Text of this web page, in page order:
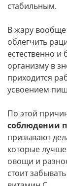
стабильным.
В жару вообще
облегчить
естественно и
организму в
приходится
усвоением
По этой
соблюдении
призывают
которые
овощи и
стоит